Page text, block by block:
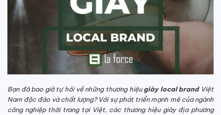
Bạn đã bao giờ tự hỏi về những thương hiệugiày local brand Việt
Nam độc đáo và chất lượng? Với sự phát triển mạnh mẽ của ngành
công nghiệp thời trang tại Việt, các thương hiệu giày địa phương